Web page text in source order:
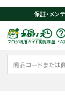
保証・メン
ブログ利用ガイド閲覧履歴 FAQ